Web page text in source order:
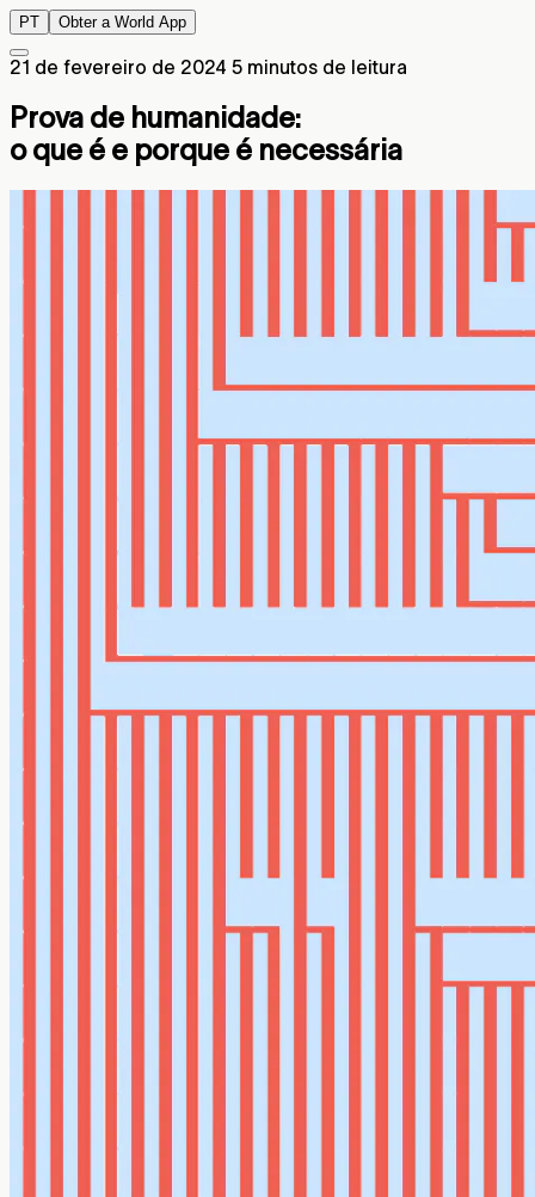
PT Obter a World App
21 de fevereiro de 2024 5 minutos de leitura
Prova de humanidade:
o que é e porque é necessária